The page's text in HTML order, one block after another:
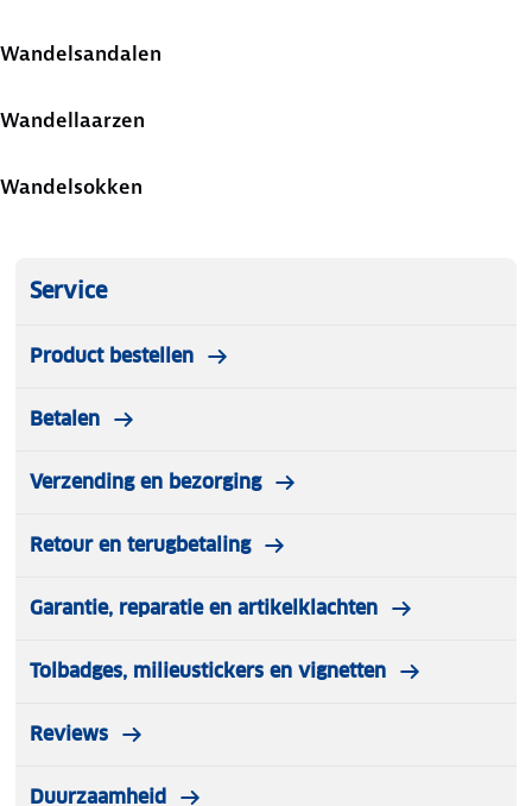
Wandelsandalen
Wandellaarzen
Wandelsokken
Service
Product bestellen
Betalen
Verzending en bezorging
Retour en terugbetaling
Garantie, reparatie en artikelklachten
Tolbadges, milieustickers en vignetten
Reviews
Duurzaamheid